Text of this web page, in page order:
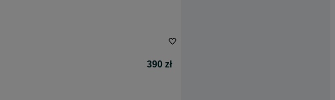
390 zł